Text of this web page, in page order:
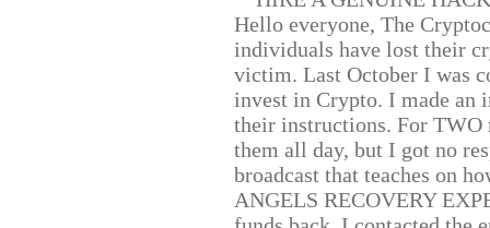
Hello everyone, The
individuals have lost their
victim. Last October I was
invest in Crypto. I made
their instructions. For TWO
them all day, but I got no
broadcast that teaches on
ANGELS RECOVERY